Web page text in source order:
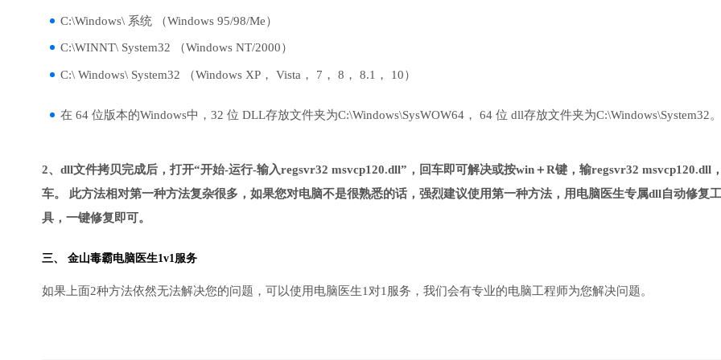
C:\Windows\ 系统 （Windows 95/98/Me）
C:\WINNT\ System32 （Windows NT/2000）
C:\ Windows\ System32 （Windows XP， Vista， 7， 8， 8.1， 10）
在 64 位版本的Windows中，32 位 DLL存放文件夹为C:\Windows\SysWOW64， 64 位 dll存放文件夹为C:\Windows\System32。
2、dll文件拷贝完成后，打开“开始-运行-输入regsvr32 msvcp120.dll”，回车即可解决或按win＋R键，输regsvr32 msvcp120.dll
车。 此方法相对第一种方法复杂很多，如果您对电脑不是很熟悉的话，强烈建议使用第一种方法，用电脑医生专属dll自动修复工
具，一键修复即可。
三、 金山毒霸电脑医生1v1服务
如果上面2种方法依然无法解决您的问题，可以使用电脑医生1对1服务，我们会有专业的电脑工程师为您解决问题。